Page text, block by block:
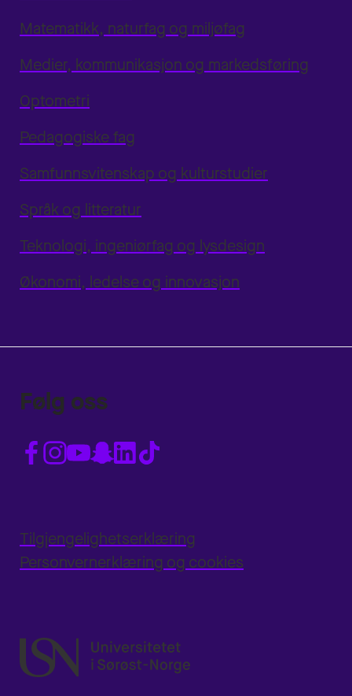
Matematikk, naturfag og miljøfag
Medier, kommunikasjon og markedsføring
Optometri
Pedagogiske fag
Samfunnsvitenskap og kulturstudier
Språk og litteratur
Teknologi, ingeniørfag og lysdesign
Økonomi, ledelse og innovasjon
Følg oss
Tilgjengelighetserklæring
Personvernerklæring og cookies